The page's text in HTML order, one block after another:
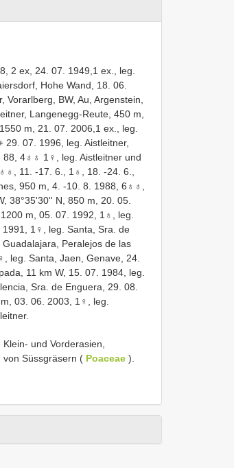
2 ex, 24. 07. 1949,1 ex., leg.
Hohe Wand, 18. 06.
BW, Au, Argenstein,
Langenegg-Reute, 450 m,
m, 21. 07. 2006,1 ex., leg.
07. 1996, leg. Aistleitner,
88, 4♁♁ 1♀, leg. Aistleitner und
11. -17. 6., 1♁, 18. -24. 6.,
950 m, 4. -10. 8. 1988, 6♁♁,
38°35'30'' N, 850 m, 20. 05.
m, 05. 07. 1992, 1♁, leg.
1♀, leg. Santa, Sra. de
Peralejos de las
leg. Santa, Jaen, Genave, 24.
11 km W, 15. 07. 1984, leg.
Sra. de Enguera, 29. 08.
03. 06. 2003, 1♀, leg.
und Vorderasien,
von Süssgräsern ( Poaceae ).